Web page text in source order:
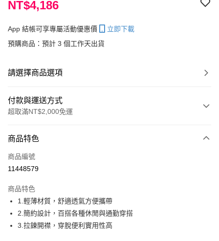
NT$4,186
App 結帳可享專屬活動優惠價
立即下載
預購商品：預計 3 個工作天出貨
請選擇商品選項
付款與運送方式
超取滿NT$2,000免運
信用卡一次付款
超商取貨付款
Apple Pay
悠遊付
商品特色
商品編號
11448579
商品特色
1.輕薄材質，舒適透氣方便攜帶
2.簡約設計，百搭各種休閒與通勤穿搭
3.拉鍊開襟，穿脫便利實用性高